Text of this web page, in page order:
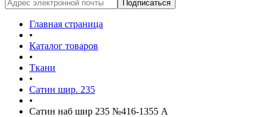
Главная страница
•
Каталог товаров
•
Ткани
•
Сатин шир. 235
•
Сатин наб шир 235 №416-1355 А